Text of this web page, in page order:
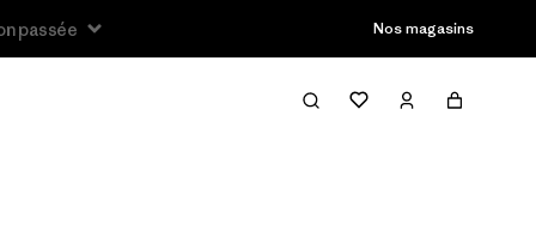
passée Nos magasins
Filter & Sort